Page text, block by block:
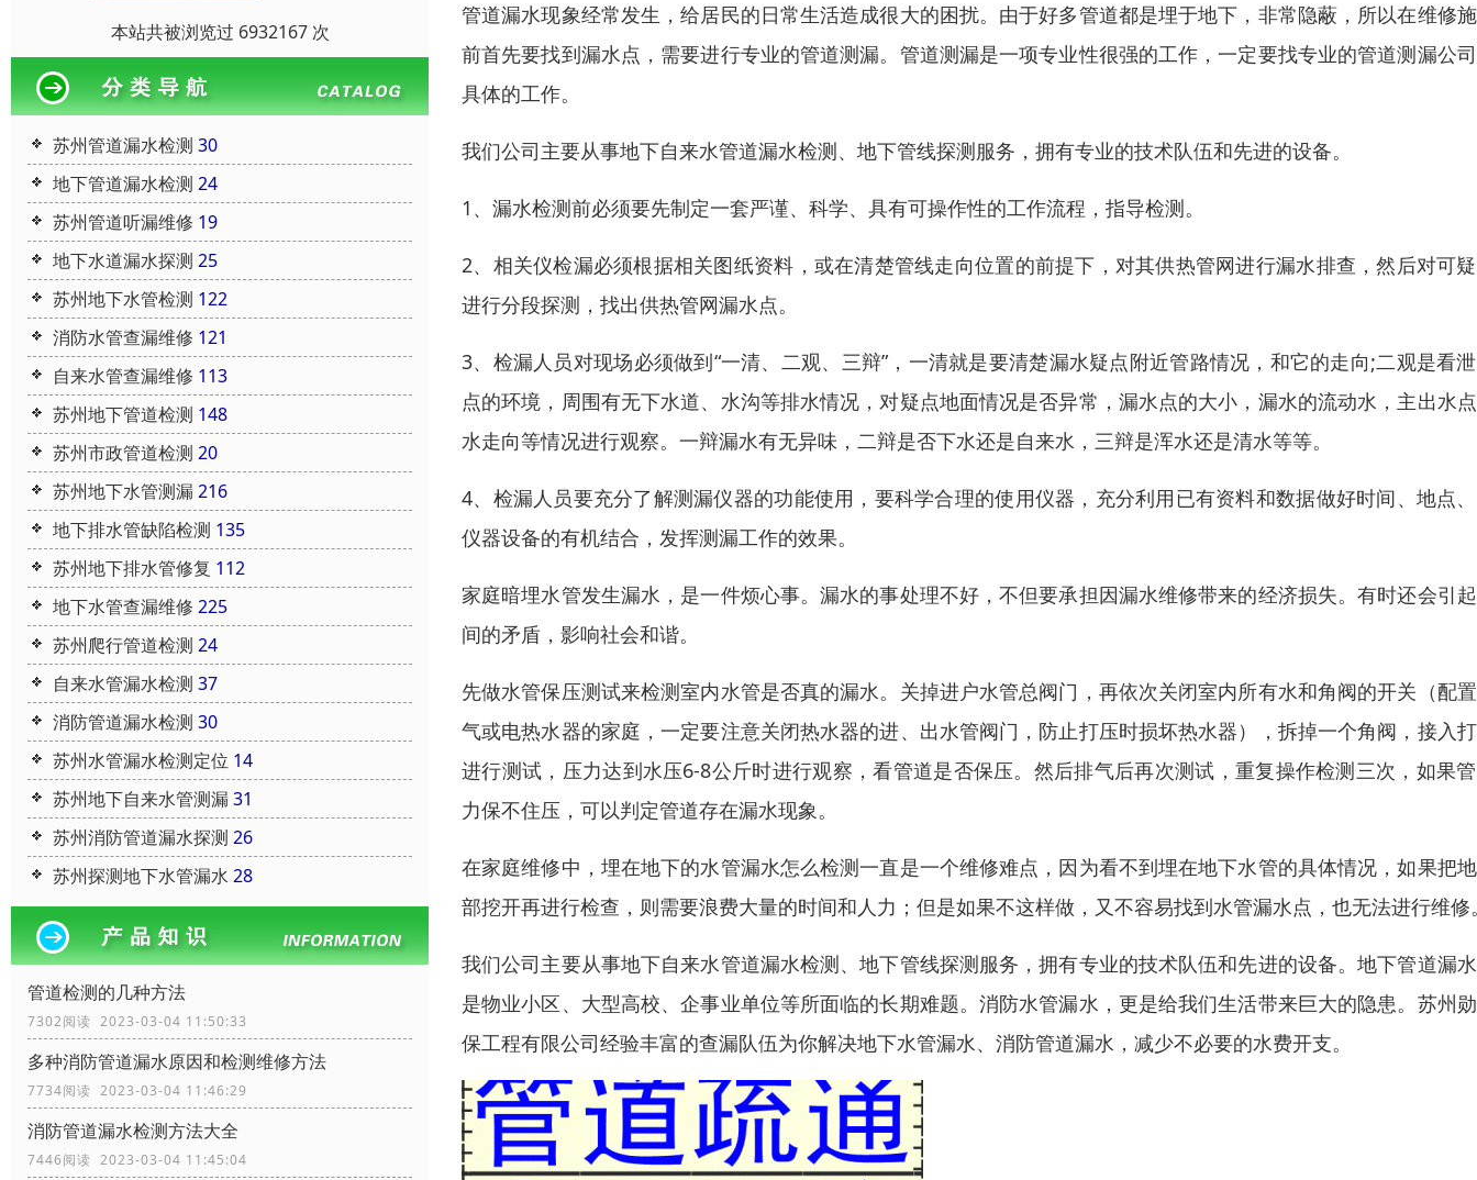
本站共被浏览过 6932167 次
苏州管道漏水检测 30
地下管道漏水检测 24
苏州管道听漏维修 19
地下水道漏水探测 25
苏州地下水管检测 122
消防水管查漏维修 121
自来水管查漏维修 113
苏州地下管道检测 148
苏州市政管道检测 20
苏州地下水管测漏216
地下排水管缺陷检测 135
苏州地下排水管修复 112
地下水管查漏维修 225
苏州爬行管道检测 24
自来水管漏水检测 37
消防管道漏水检测 30
苏州水管漏水检测定位 14
苏州地下自来水管测漏31
苏州消防管道漏水探测 26
苏州探测地下水管漏水 28
管道检测的几种方法
7302阅读 2023-03-04 11:50:33
多种消防管道漏水原因和检测维修方法
7734阅读 2023-03-04 11:46:29
消防管道漏水检测方法大全
7446阅读 2023-03-04 11:45:04
管道漏水现象经常发生，给居民的日常生活造成很大的困扰。由于好多管道都是埋于地下，非常隐蔽，所以在维修
前首先要找到漏水点，需要进行专业的管道测漏。管道测漏是一项专业性很强的工作，一定要找专业的管道测漏公
具体的工作。
我们公司主要从事地下自来水管道漏水检测、地下管线探测服务，拥有专业的技术队伍和先进的设备。
1、漏水检测前必须要先制定一套严谨、科学、具有可操作性的工作流程，指导检测。
2、相关仪检漏必须根据相关图纸资料，或在清楚管线走向位置的前提下，对其供热管网进行漏水排查，然后对可
进行分段探测，找出供热管网漏水点。
3、检漏人员对现场必须做到“一清、二观、三辩”，一清就是要清楚漏水疑点附近管路情况，和它的走向;二观是看
点的环境，周围有无下水道、水沟等排水情况，对疑点地面情况是否异常，漏水点的大小，漏水的流动水，主出水
水走向等情况进行观察。一辩漏水有无异味，二辩是否下水还是自来水，三辩是浑水还是清水等等。
4、检漏人员要充分了解测漏仪器的功能使用，要科学合理的使用仪器，充分利用已有资料和数据做好时间、地点
仪器设备的有机结合，发挥测漏工作的效果。
家庭暗埋水管发生漏水，是一件烦心事。漏水的事处理不好，不但要承担因漏水维修带来的经济损失。有时还会引
间的矛盾，影响社会和谐。
先做水管保压测试来检测室内水管是否真的漏水。关掉进户水管总阀门，再依次关闭室内所有水和角阀的开关（配
气或电热水器的家庭，一定要注意关闭热水器的进、出水管阀门，防止打压时损坏热水器），拆掉一个角阀，接入
进行测试，压力达到水压6-8公斤时进行观察，看管道是否保压。然后排气后再次测试，重复操作检测三次，如果
力保不住压，可以判定管道存在漏水现象。
在家庭维修中，埋在地下的水管漏水怎么检测一直是一个维修难点，因为看不到埋在地下水管的具体情况，如果把
部挖开再进行检查，则需要浪费大量的时间和人力；但是如果不这样做，又不容易找到水管漏水点，也无法进行维修
我们公司主要从事地下自来水管道漏水检测、地下管线探测服务，拥有专业的技术队伍和先进的设备。地下管道漏
是物业小区、大型高校、企事业单位等所面临的长期难题。消防水管漏水，更是给我们生活带来巨大的隐患。苏州
保工程有限公司经验丰富的查漏队伍为你解决地下水管漏水、消防管道漏水，减少不必要的水费开支。